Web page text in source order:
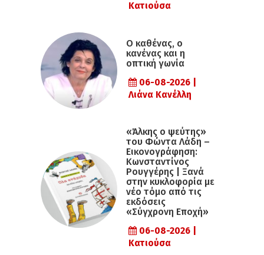
Κατιούσα
Ο καθένας, ο
κανένας και η
οπτική γωνία
06-08-2026 |
Λιάνα Κανέλλη
«Άλκης ο ψεύτης»
του Φώντα Λάδη –
Εικονογράφηση:
Κωνσταντίνος
Ρουγγέρης | Ξανά
στην κυκλοφορία με
νέο τόμο από τις
εκδόσεις
«Σύγχρονη Εποχή»
06-08-2026 |
Κατιούσα